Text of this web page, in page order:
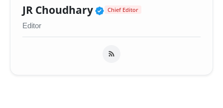
JR Choudhary Verified Public Figure
Chief Editor
Editor